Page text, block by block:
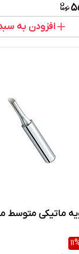
افزودن به
11